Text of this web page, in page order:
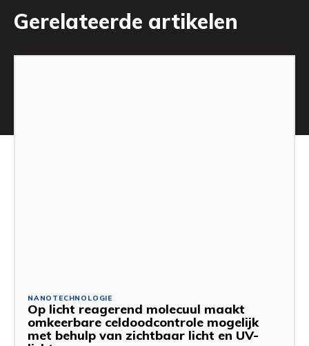
Gerelateerde artikelen
NANOTECHNOLOGIE
Op licht reagerend molecuul maakt
omkeerbare celdoodcontrole mogelijk
met behulp van zichtbaar licht en UV-